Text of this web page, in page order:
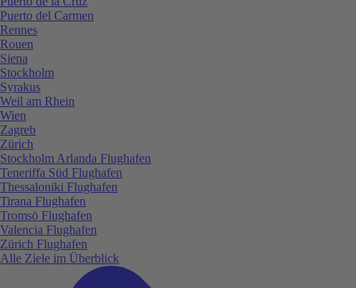
Puerto del Carmen
Rennes
Rouen
Siena
Stockholm
Syrakus
Weil am Rhein
Wien
Zagreb
Zürich
Stockholm Arlanda Flughafen
Teneriffa Süd Flughafen
Thessaloniki Flughafen
Tirana Flughafen
Tromsö Flughafen
Valencia Flughafen
Zürich Flughafen
Alle Ziele im Überblick